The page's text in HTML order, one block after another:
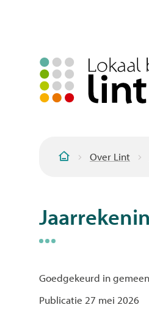
Over Lint
Goedgekeurd in
Publicatie 27 mei 2026